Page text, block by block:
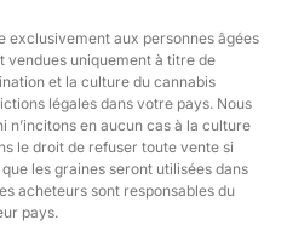
exclusivement aux personnes âgées
vendues uniquement à titre de
et la culture du cannabis
légales dans votre pays. Nous
n’incitons en aucun cas à la culture
le droit de refuser toute vente si
les graines seront utilisées dans
acheteurs sont responsables du
pays.